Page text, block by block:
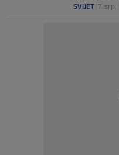
SVIJET 7. srp.